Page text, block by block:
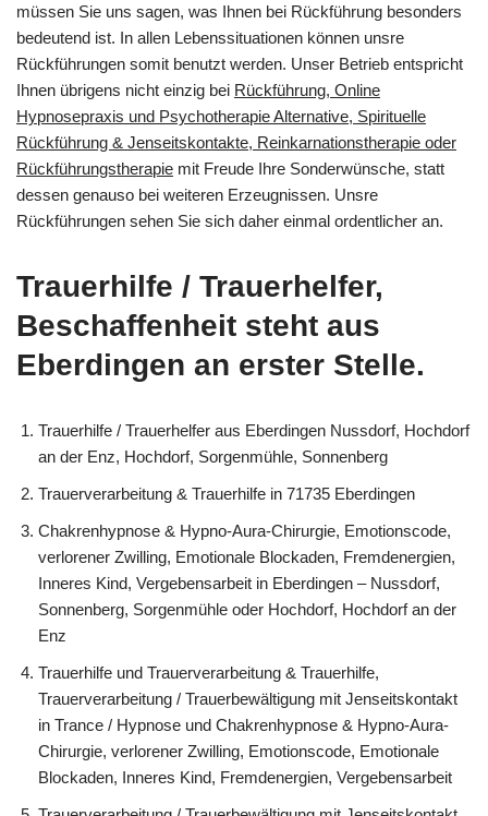
müssen Sie uns sagen, was Ihnen bei Rückführung besonders
bedeutend ist. In allen Lebenssituationen können unsre
Rückführungen somit benutzt werden. Unser Betrieb entspricht
Ihnen übrigens nicht einzig bei Rückführung, Online
Hypnosepraxis und Psychotherapie Alternative, Spirituelle
Rückführung & Jenseitskontakte, Reinkarnationstherapie oder
Rückführungstherapie mit Freude Ihre Sonderwünsche, statt
dessen genauso bei weiteren Erzeugnissen. Unsre
Rückführungen sehen Sie sich daher einmal ordentlicher an.
Trauerhilfe / Trauerhelfer,
Beschaffenheit steht aus
Eberdingen an erster Stelle.
Trauerhilfe / Trauerhelfer aus Eberdingen Nussdorf, Hochdorf
an der Enz, Hochdorf, Sorgenmühle, Sonnenberg
Trauerverarbeitung & Trauerhilfe in 71735 Eberdingen
Chakrenhypnose & Hypno-Aura-Chirurgie, Emotionscode,
verlorener Zwilling, Emotionale Blockaden, Fremdenergien,
Inneres Kind, Vergebensarbeit in Eberdingen – Nussdorf,
Sonnenberg, Sorgenmühle oder Hochdorf, Hochdorf an der
Enz
Trauerhilfe und Trauerverarbeitung & Trauerhilfe,
Trauerverarbeitung / Trauerbewältigung mit Jenseitskontakt
in Trance / Hypnose und Chakrenhypnose & Hypno-Aura-
Chirurgie, verlorener Zwilling, Emotionscode, Emotionale
Blockaden, Inneres Kind, Fremdenergien, Vergebensarbeit